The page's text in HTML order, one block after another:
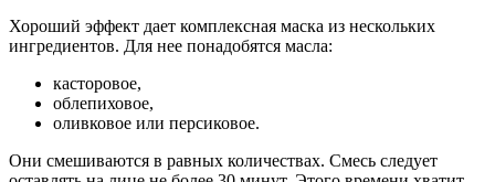
Хороший эффект дает комплексная маска из нескольких
ингредиентов. Для нее понадобятся масла:
касторовое,
облепиховое,
оливковое или персиковое.
Они смешиваются в равных количествах. Смесь следует